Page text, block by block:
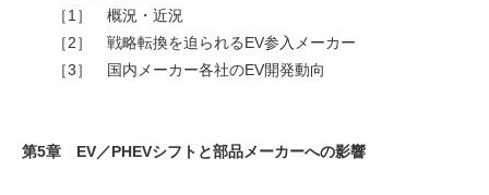
［1］ 概況・近況
［2］ 戦略転換を迫られるEV参入メーカー
［3］ 国内メーカー各社のEV開発動向
第5章 EV／PHEVシフトと部品メーカーへの影響